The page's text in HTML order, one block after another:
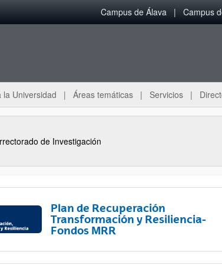
Campus de Álava Campus
la Universidad Áreas temáticas Servicios
de Investigación
Plan de Recuperación
Transformación y Resiliencia-
Fondos MRR